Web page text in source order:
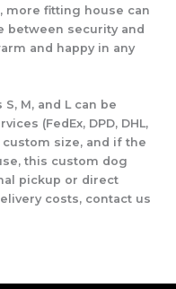
more fitting house can
between security and
and happy in any
M, and L can be
(FedEx, DPD, DHL,
custom size, and if the
this custom dog
pickup or direct
costs, contact us